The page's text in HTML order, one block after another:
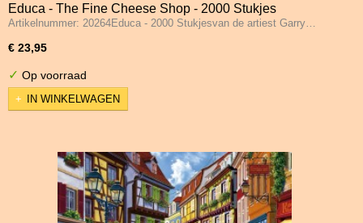
Educa - The Fine Cheese Shop - 2000 Stukjes
Artikelnummer: 20264Educa - 2000 Stukjesvan de artiest Garry…
€ 23,95
✓ Op voorraad
IN WINKELWAGEN